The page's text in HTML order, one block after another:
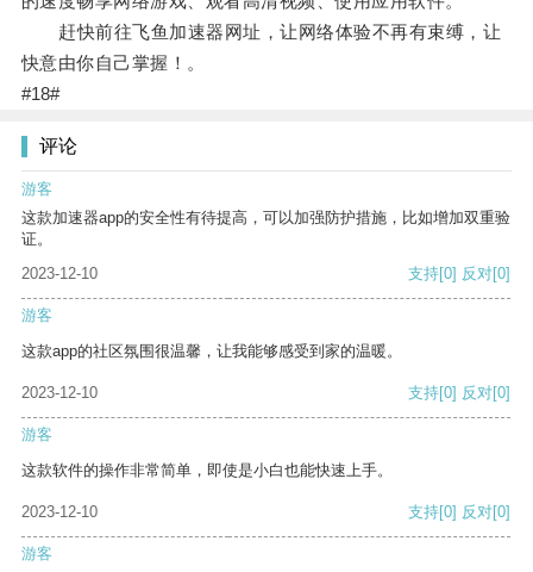
赶快前往飞鱼加速器网址，让网络体验不再有束缚，让
快意由你自己掌握！。
#18#
评论
游客
这款加速器app的安全性有待提高，可以加强防护措施，比如增加双重验
证。
2023-12-10
支持[0] 反对[0]
游客
这款app的社区氛围很温馨，让我能够感受到家的温暖。
2023-12-10 支持[0] 反对[0]
游客
这款软件的操作非常简单，即使是小白也能快速上手。
2023-12-10 支持[0] 反对[0]
游客